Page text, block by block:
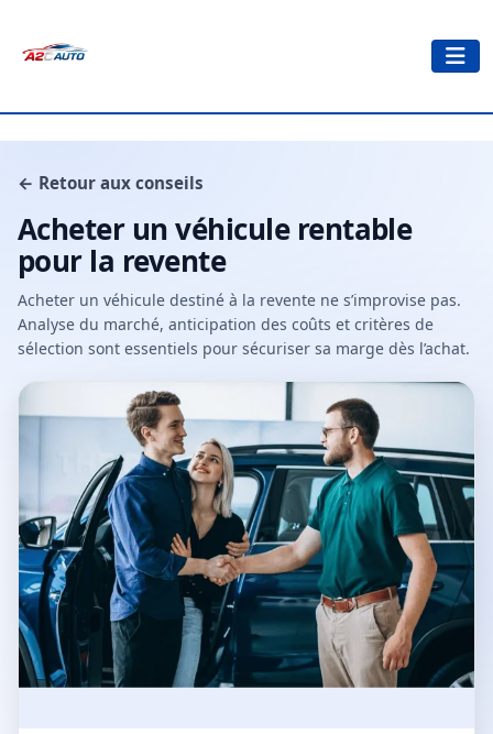
← Retour aux conseils
Acheter un véhicule rentable
pour la revente
Acheter un véhicule destiné à la revente ne s’improvise pas.
Analyse du marché, anticipation des coûts et critères de
sélection sont essentiels pour sécuriser sa marge dès l’achat.